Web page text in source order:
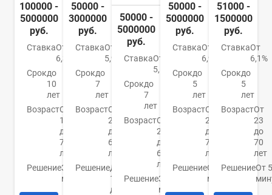
100000 -
5000000
руб.
СтавкаОт
6,3%
Срокдо
10
лет
ВозрастОт
19
до
75
лет
РешениеЗа 15
минут
50000 -
3000000
руб.
СтавкаОт
5,9%
Срокдо
7
лет
ВозрастОт
22
до
65
лет
РешениеДо
1
дня
50000 -
5000000
руб.
СтавкаОт
5,5%
Срокдо
7
лет
ВозрастОт
23
до
65
лет
РешениеЗа 5
минут
50000 -
5000000
руб.
СтавкаОт
6,9%
Срокдо
5
лет
ВозрастОт
20
до
70
лет
РешениеОт 15
минут
51000 -
1500000
руб.
СтавкаОт
6,1%
Срокдо
5
лет
ВозрастОт
23
до
70
лет
РешениеОт 5